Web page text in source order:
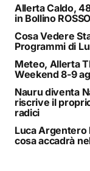
Allerta Caldo,
in Bollino ROSSO
Cosa Vedere
Programmi di
Meteo, Allerta
Weekend 8-9
Nauru diventa
riscrive il
radici
Luca Argentero
cosa accadrà